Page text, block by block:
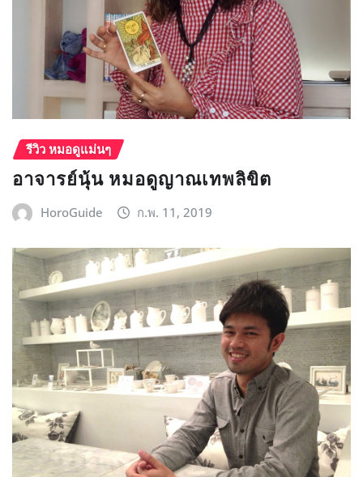
รีวิว หมอดูแม่นๆ
อาจารย์นุ้น หมอดูญาณเทพลิขิต
HoroGuide ก.พ. 11, 2019